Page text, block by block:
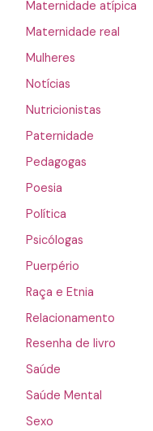
Maternidade atípica
Maternidade real
Mulheres
Notícias
Nutricionistas
Paternidade
Pedagogas
Poesia
Política
Psicólogas
Puerpério
Raça e Etnia
Relacionamento
Resenha de livro
Saúde
Saúde Mental
Sexo